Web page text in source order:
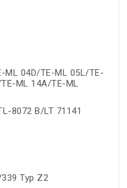
ML 04D/TE-ML 05L/TE-
ML 14A/TE-ML
8072 B/LT 71141
Typ Z2